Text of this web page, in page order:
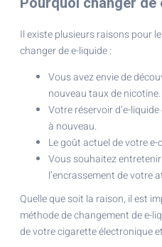
Il existe plusieurs raisons pour
changer de e-liquide :
Vous avez envie de
nouveau taux de nicotine.
Votre réservoir d’e-
à nouveau.
Le goût actuel de votre
Vous souhaitez
l’encrassement de votre
Quelle que soit la raison, il est
méthode de changement de e-
de votre cigarette électronique